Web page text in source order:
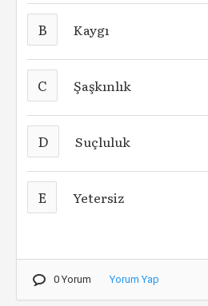
B Kaygı
C Şaşkınlık
D Suçluluk
E Yetersiz
0 Yorum Yorum Yap